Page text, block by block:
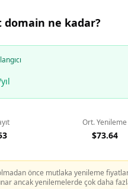
domain ne kadar?
Ort. Yenileme
$73.64
önce mutlaka yenileme
ancak yenilemelerde çok daha